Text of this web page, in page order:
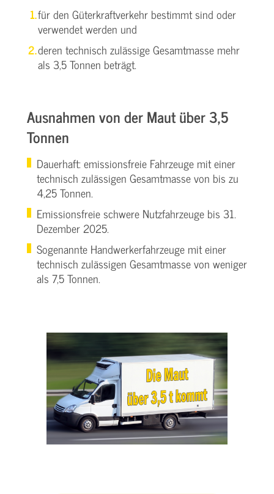
für den Güterkraftverkehr bestimmt sind oder
verwendet werden und
deren technisch zulässige Gesamtmasse mehr
als 3,5 Tonnen beträgt.
Ausnahmen von der Maut über 3,5
Tonnen
Dauerhaft: emissionsfreie Fahrzeuge mit einer
technisch zulässigen Gesamtmasse von bis zu
4,25 Tonnen.
Emissionsfreie schwere Nutzfahrzeuge bis 31.
Dezember 2025.
Sogenannte Handwerkerfahrzeuge mit einer
technisch zulässigen Gesamtmasse von weniger
als 7,5 Tonnen.